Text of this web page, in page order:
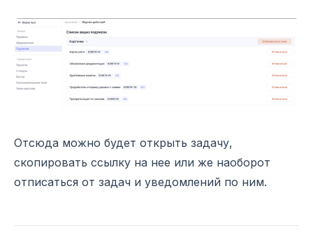
Отсюда можно будет открыть задачу,
скопировать ссылку на нее или же наоборот
отписаться от задач и уведомлений по ним.